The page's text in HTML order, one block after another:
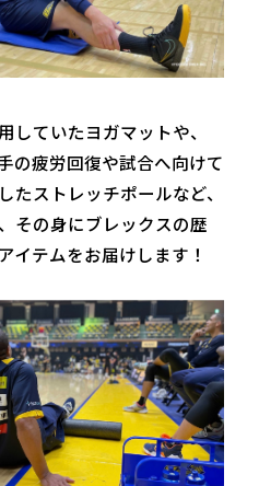
していたヨガマットや、
の疲労回復や試合へ向けて
たストレッチポールなど、
その身にブレックスの歴
イテムをお届けします！